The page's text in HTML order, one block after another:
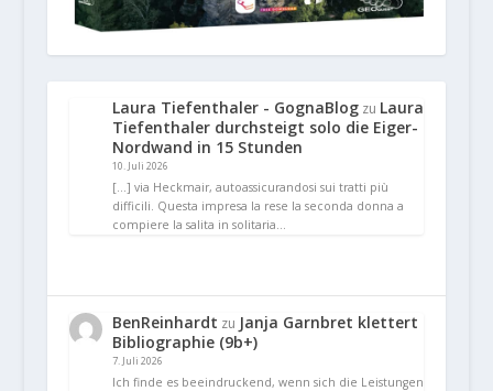
Laura Tiefenthaler - GognaBlogzu Laura
Tiefenthaler durchsteigt solo die Eiger-
Nordwand in 15 Stunden
10. Juli 2026
[…] via Heckmair, autoassicurandosi sui tratti più
difficili. Questa impresa la rese la seconda donna a
compiere la salita in solitaria…
BenReinhardt zu Janja Garnbret klettert
Bibliographie (9b+)
7. Juli 2026
Ich finde es beeindruckend, wenn sich die Leistungen